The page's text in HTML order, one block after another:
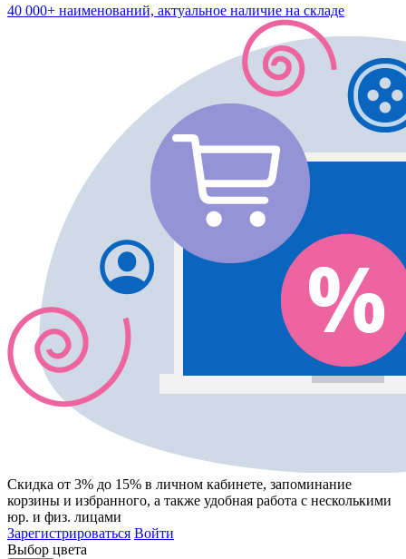
40 000+ наименований, актуальное наличие на складе
Скидка от 3% до 15% в личном кабинете, запоминание
корзины и избранного, а также удобная работа с несколькими
юр. и физ. лицами
Зарегистрироваться Войти
Выбор цвета